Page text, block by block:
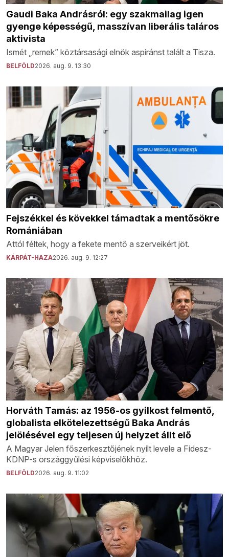
Gaudi Baka Andrásról: egy szakmailag igen
gyenge képességű, masszívan liberális taláros
aktivista
Ismét „remek” köztársasági elnök aspiránst talált a Tisza.
BELFÖLD2026. aug. 9. 13:30
Fejszékkel és kövekkel támadtak a mentősökre
Romániában
Attól féltek, hogy a fekete mentő a szerveikért jöt.
KÁRPÁT-HAZA2026. aug. 9. 12:27
Horváth Tamás: az 1956-os gyilkost felmentő,
globalista elkötelezettségű Baka András
jelölésével egy teljesen új helyzet állt elő
A Magyar Jelen főszerkesztőjének nyílt levele a Fidesz-
KDNP-s országgyűlési képviselőkhöz.
BELFÖLD2026. aug. 9. 11:02